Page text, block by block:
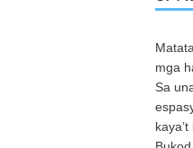
mga
Sa